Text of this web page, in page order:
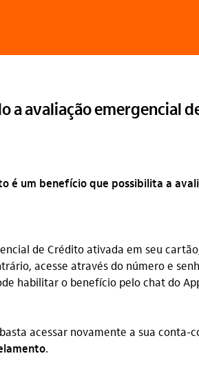
a avaliação emergencial
é um benefício que possibilita a
de Crédito ativada em seu
acesse através do número e
habilitar o benefício pelo chat do
acessar novamente a sua
.